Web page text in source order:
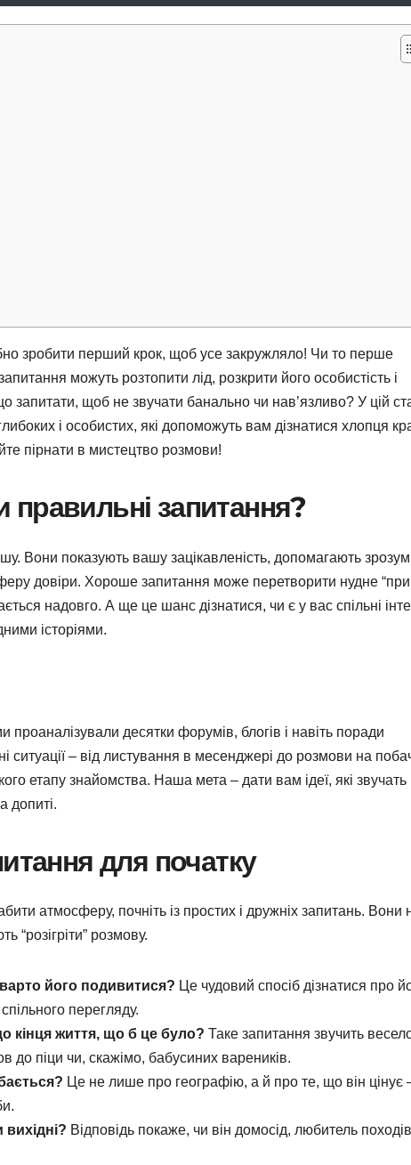
зробити перший крок, щоб усе закружляло! Чи то перше
можуть розтопити лід, розкрити його особистість і
щоб не звучати банально чи нав’язливо? У цій
і особистих, які допоможуть вам дізнатися хлопця
пірнати в мистецтво розмови!
запитання?
Вони показують вашу зацікавленість, допомагають
довіри. Хороше запитання може перетворити нудне
надовго. А ще це шанс дізнатися, чи є у вас спільні
історіями.
десятки форумів, блогів і навіть поради
ситуації – від листування в месенджері до розмови на
етапу знайомства. Наша мета – дати вам ідеї, які звучать
допиті.
для початку
атмосферу, почніть із простих і дружніх запитань. Вони
“розігріти” розмову.
його подивитися? Це чудовий спосіб дізнатися про
перегляду.
кінця життя, що б це було? Таке запитання звучить
до піци чи, скажімо, бабусиних вареників.
Це не лише про географію, а й про те, що він цінує
Відповідь покаже, чи він домосід, любитель